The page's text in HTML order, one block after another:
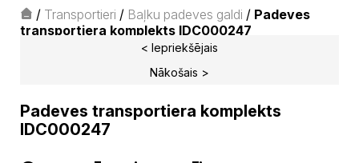
/ Transportieri / Baļku padeves galdi / Padeves
transportiera komplekts IDC000247
< Iepriekšējais
Nākošais >
Padeves transportiera komplekts
IDC000247